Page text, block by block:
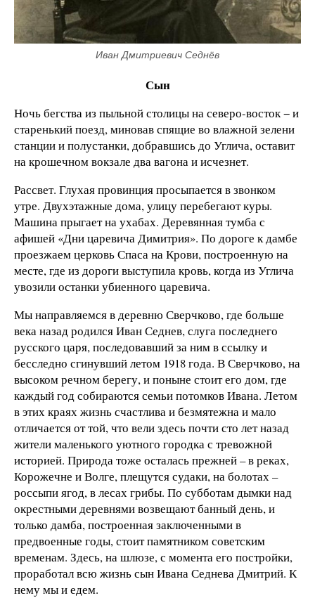
Иван Дмитриевич Седнёв
Сын
Ночь бегства из пыльной столицы на северо-восток − и
старенький поезд, миновав спящие во влажной зелени
станции и полустанки, добравшись до Углича, оставит
на крошечном вокзале два вагона и исчезнет.
Рассвет. Глухая провинция просыпается в звонком
утре. Двухэтажные дома, улицу перебегают куры.
Машина прыгает на ухабах. Деревянная тумба с
афишей «Дни царевича Димитрия». По дороге к дамбе
проезжаем церковь Спаса на Крови, построенную на
месте, где из дороги выступила кровь, когда из Углича
увозили останки убиенного царевича.
Мы направляемся в деревню Сверчково, где больше
века назад родился Иван Седнев, слуга последнего
русского царя, последовавший за ним в ссылку и
бесследно сгинувший летом 1918 года. В Сверчково, на
высоком речном берегу, и поныне стоит его дом, где
каждый год собираются семьи потомков Ивана. Летом
в этих краях жизнь счастлива и безмятежна и мало
отличается от той, что вели здесь почти сто лет назад
жители маленького уютного городка с тревожной
историей. Природа тоже осталась прежней – в реках,
Корожечне и Волге, плещутся судаки, на болотах –
россыпи ягод, в лесах грибы. По субботам дымки над
окрестными деревнями возвещают банный день, и
только дамба, построенная заключенными в
предвоенные годы, стоит памятником советским
временам. Здесь, на шлюзе, с момента его постройки,
проработал всю жизнь сын Ивана Седнева Дмитрий. К
нему мы и едем.